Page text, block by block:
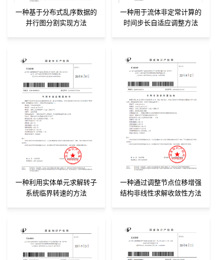
一种基于分布式乱序数据的
并行图分割实现方法
一种用于流体非定常计算的
时间步长自适应调整方法
一种利用实体单元求解转子
系统临界转速的方法
一种通过调整节点位移增强
结构非线性求解收敛性方法